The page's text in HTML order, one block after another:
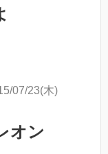
07/23(木)
オン